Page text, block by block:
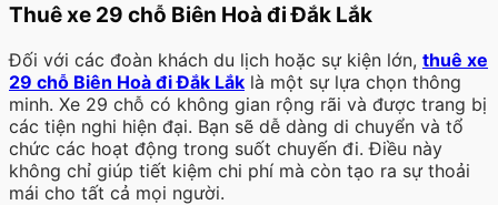
Thuê xe 29 chỗ Biên Hoà đi Đắk Lắk
Đối với các đoàn khách du lịch hoặc sự kiện lớn, thuê xe
29 chỗ Biên Hoà đi Đắk Lắk là một sự lựa chọn thông
minh. Xe 29 chỗ có không gian rộng rãi và được trang bị
các tiện nghi hiện đại. Bạn sẽ dễ dàng di chuyển và tổ
chức các hoạt động trong suốt chuyến đi. Điều này
không chỉ giúp tiết kiệm chi phí mà còn tạo ra sự thoải
mái cho tất cả mọi người.